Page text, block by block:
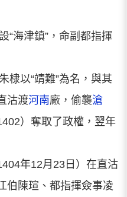
“海津鎮”，命副都指揮
棣以“靖難”為名，與其
沽渡河南廠，偷襲滄
）奪取了政權，翌年
年12月23日）在直沽
伯陳瑄、都指揮僉事凌